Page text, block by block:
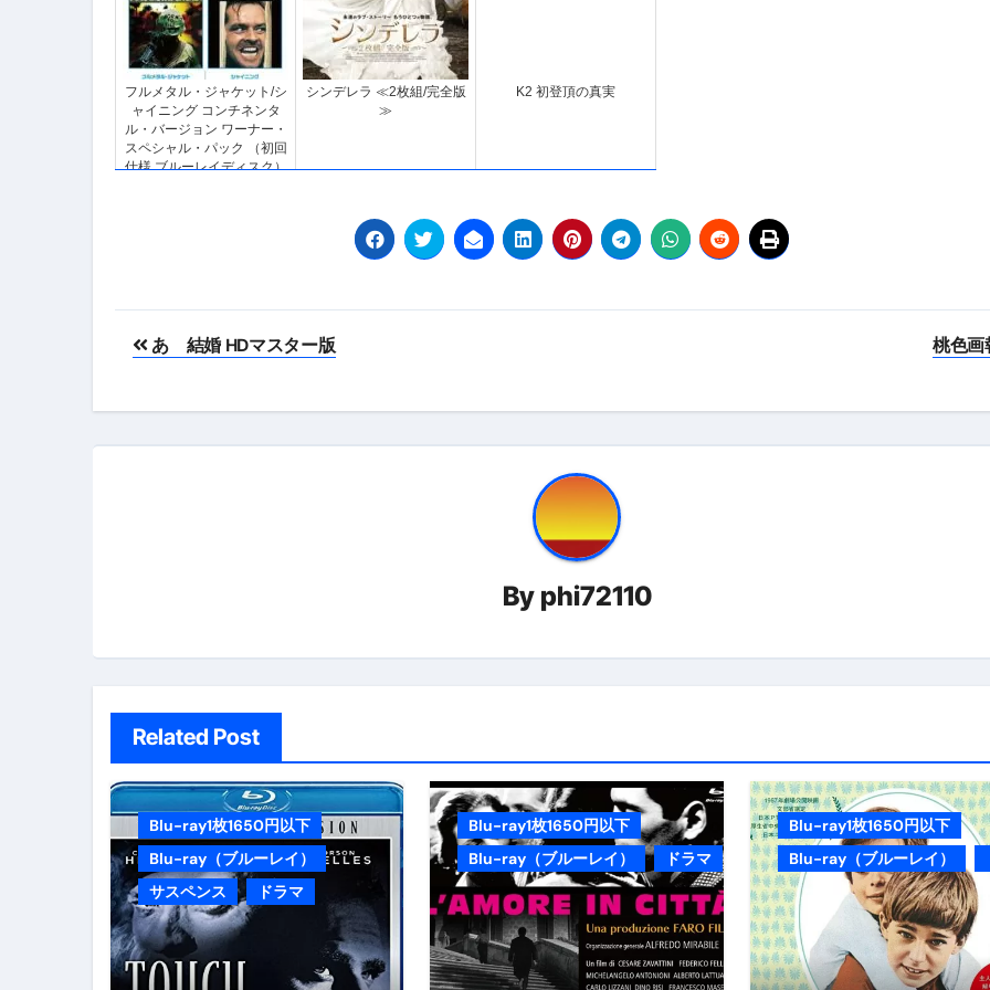
フルメタル・ジャケット/シ
ャイニング コンチネンタ
ル・バージョン ワーナー・
スペシャル・パック （初回
仕様 ブルーレイディスク）
シンデレラ ≪2枚組/完全版
≫
K2 初登頂の真実
投
ナ
ョ
あゝ結婚 HDマスター版 桃色
By phi72110
Related Post
Blu-ray1枚1650円以下
Blu-ray（ブルーレイ）
サスペンス
ドラマ
Blu-ray1枚1650円以下
Blu-ray（ブルーレイ）
ドラマ
Blu-ray1枚1650円以下
Blu-ray（ブルーレイ）